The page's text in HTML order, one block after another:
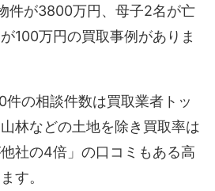
件が3800万円、母子2名が亡
100万円の買取事例がありま
の相談件数は買取業者トッ
林などの土地を除き買取率は
社の4倍」の口コミもある高
す。